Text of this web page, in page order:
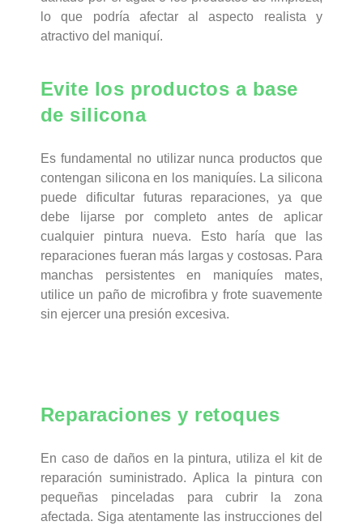
lo que podría afectar al aspecto realista y
atractivo del maniquí.
Evite los productos a base
de silicona
Es fundamental no utilizar nunca productos que
contengan silicona en los maniquíes. La silicona
puede dificultar futuras reparaciones, ya que
debe lijarse por completo antes de aplicar
cualquier pintura nueva. Esto haría que las
reparaciones fueran más largas y costosas. Para
manchas persistentes en maniquíes mates,
utilice un paño de microfibra y frote suavemente
sin ejercer una presión excesiva.
Reparaciones y retoques
En caso de daños en la pintura, utiliza el kit de
reparación suministrado. Aplica la pintura con
pequeñas pinceladas para cubrir la zona
afectada. Siga atentamente las instrucciones del